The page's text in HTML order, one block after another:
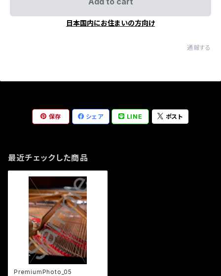
日本国内にお住まいの方向け
通報する
保存 シェア LINE ポスト
最近チェックした商品
PremiumPhoto_05